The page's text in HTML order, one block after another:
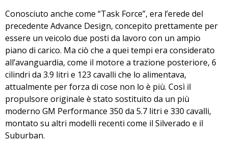
Conosciuto anche come “Task Force”, era l’erede del
precedente Advance Design, concepito prettamente per
essere un veicolo due posti da lavoro con un ampio
piano di carico. Ma ciò che a quei tempi era considerato
all’avanguardia, come il motore a trazione posteriore, 6
cilindri da 3.9 litri e 123 cavalli che lo alimentava,
attualmente per forza di cose non lo è più. Così il
propulsore originale è stato sostituito da un più
moderno GM Performance 350 da 5.7 litri e 330 cavalli,
montato su altri modelli recenti come il Silverado e il
Suburban.